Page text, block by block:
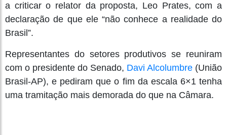
a criticar o relator da proposta, Leo Prates, com a
declaração de que ele “não conhece a realidade do
Brasil”.
Representantes do setores produtivos se reuniram
com o presidente do Senado, Davi Alcolumbre (União
Brasil-AP), e pediram que o fim da escala 6×1 tenha
uma tramitação mais demorada do que na Câmara.